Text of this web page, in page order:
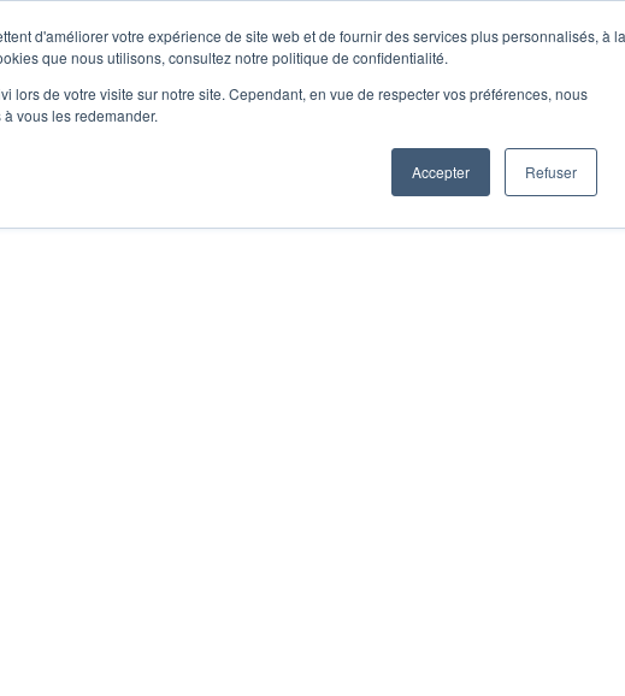
d'améliorer votre expérience de site web et de fournir des services plus personnalisés, à
que nous utilisons, consultez notre politique de confidentialité.
lors de votre visite sur notre site. Cependant, en vue de respecter vos préférences, nous
vous les redemander.
Accepter Refuser